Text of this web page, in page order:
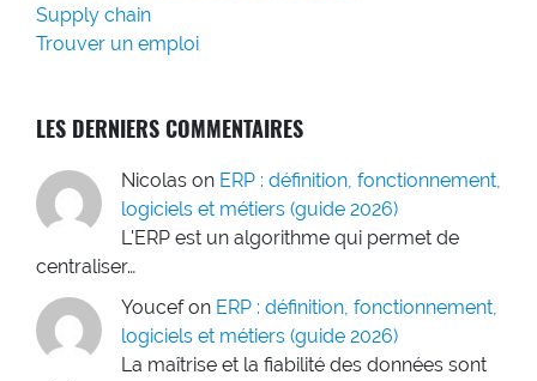
Supply chain
Trouver un emploi
LES DERNIERS COMMENTAIRES
Nicolas on ERP : définition, fonctionnement,
logiciels et métiers (guide 2026)
L'ERP est un algorithme qui permet de
centraliser…
Youcef on ERP : définition, fonctionnement,
logiciels et métiers (guide 2026)
La maîtrise et la fiabilité des données sont